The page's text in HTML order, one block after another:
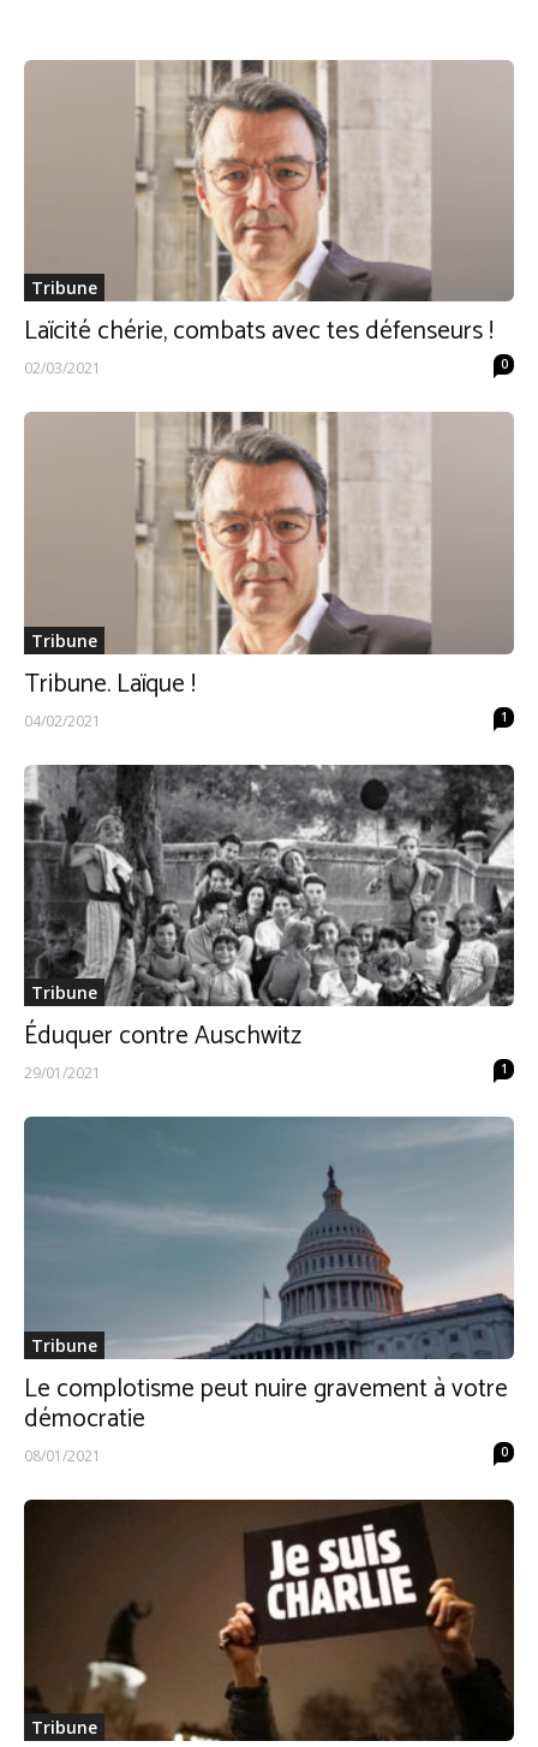
Tribune
Laïcité chérie, combats avec tes défenseurs !
02/03/2021 0
Tribune
Tribune. Laïque !
04/02/2021 1
Tribune
Éduquer contre Auschwitz
29/01/2021 1
Tribune
Le complotisme peut nuire gravement à votre
démocratie
08/01/2021 0
Tribune